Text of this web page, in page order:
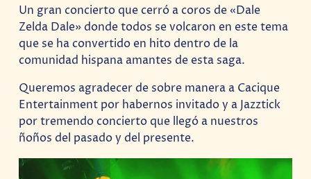
Un gran concierto que cerró a coros de «Dale
Zelda Dale» donde todos se volcaron en este tema
que se ha convertido en hito dentro de la
comunidad hispana amantes de esta saga.
Queremos agradecer de sobre manera a Cacique
Entertainment por habernos invitado y a Jazztick
por tremendo concierto que llegó a nuestros
ñoños del pasado y del presente.